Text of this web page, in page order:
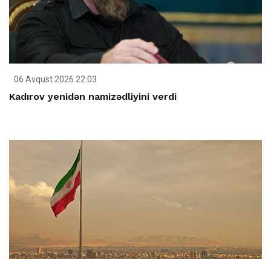
06 Avqust 2026 22:03
Kadırov yenidən namizədliyini verdi